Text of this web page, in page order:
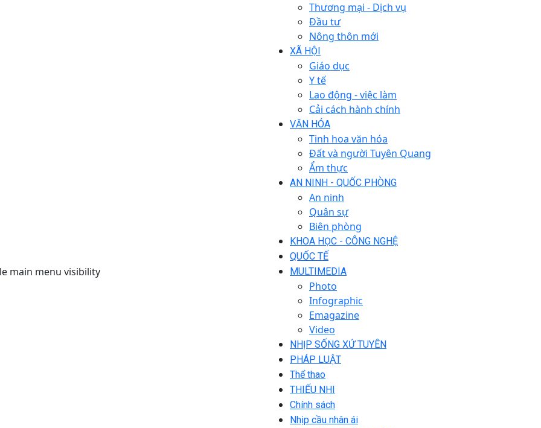
main menu visibility
Thương mại - Dịch vụ
Đầu tư
Nông thôn mới
XÃ HỘI
Giáo dục
Y tế
Lao động - việc làm
Cải cách hành chính
VĂN HÓA
Tinh hoa văn hóa
Đất và người Tuyên Quang
Ẩm thực
AN NINH - QUỐC PHÒNG
An ninh
Quân sự
Biên phòng
KHOA HỌC - CÔNG NGHỆ
QUỐC TẾ
MULTIMEDIA
Photo
Infographic
Emagazine
Video
NHỊP SỐNG XỨ TUYÊN
PHÁP LUẬT
Thể thao
THIẾU NHI
Chính sách
Nhịp cầu nhân ái